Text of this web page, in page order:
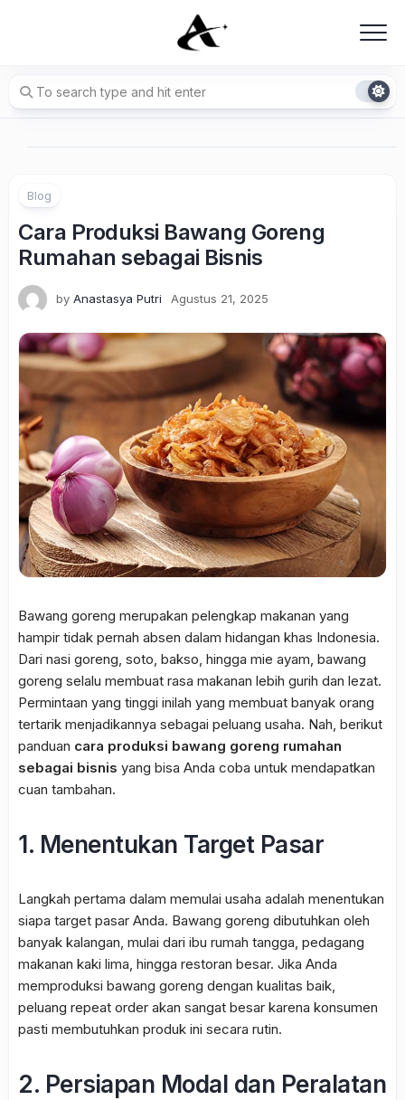
Blog
Cara Produksi Bawang Goreng
Rumahan sebagai Bisnis
by Anastasya Putri Agustus 21, 2025
Bawang goreng merupakan pelengkap makanan yang
hampir tidak pernah absen dalam hidangan khas Indonesia.
Dari nasi goreng, soto, bakso, hingga mie ayam, bawang
goreng selalu membuat rasa makanan lebih gurih dan lezat.
Permintaan yang tinggi inilah yang membuat banyak orang
tertarik menjadikannya sebagai peluang usaha. Nah, berikut
panduan cara produksi bawang goreng rumahan
sebagai bisnis yang bisa Anda coba untuk mendapatkan
cuan tambahan.
1. Menentukan Target Pasar
Langkah pertama dalam memulai usaha adalah menentukan
siapa target pasar Anda. Bawang goreng dibutuhkan oleh
banyak kalangan, mulai dari ibu rumah tangga, pedagang
makanan kaki lima, hingga restoran besar. Jika Anda
memproduksi bawang goreng dengan kualitas baik,
peluang repeat order akan sangat besar karena konsumen
pasti membutuhkan produk ini secara rutin.
2. Persiapan Modal dan Peralatan